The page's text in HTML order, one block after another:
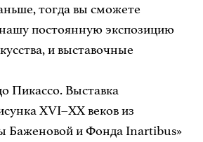
тогда вы сможете
постоянную экспозицию
и выставочные
Пикассо. Выставка
XVI–XX веков из
Баженовой и Фонда Inartibus»